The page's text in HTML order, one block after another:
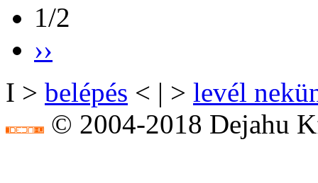
1/2
››
I > belépés < | > levél
© 2004-2018 Dejahu